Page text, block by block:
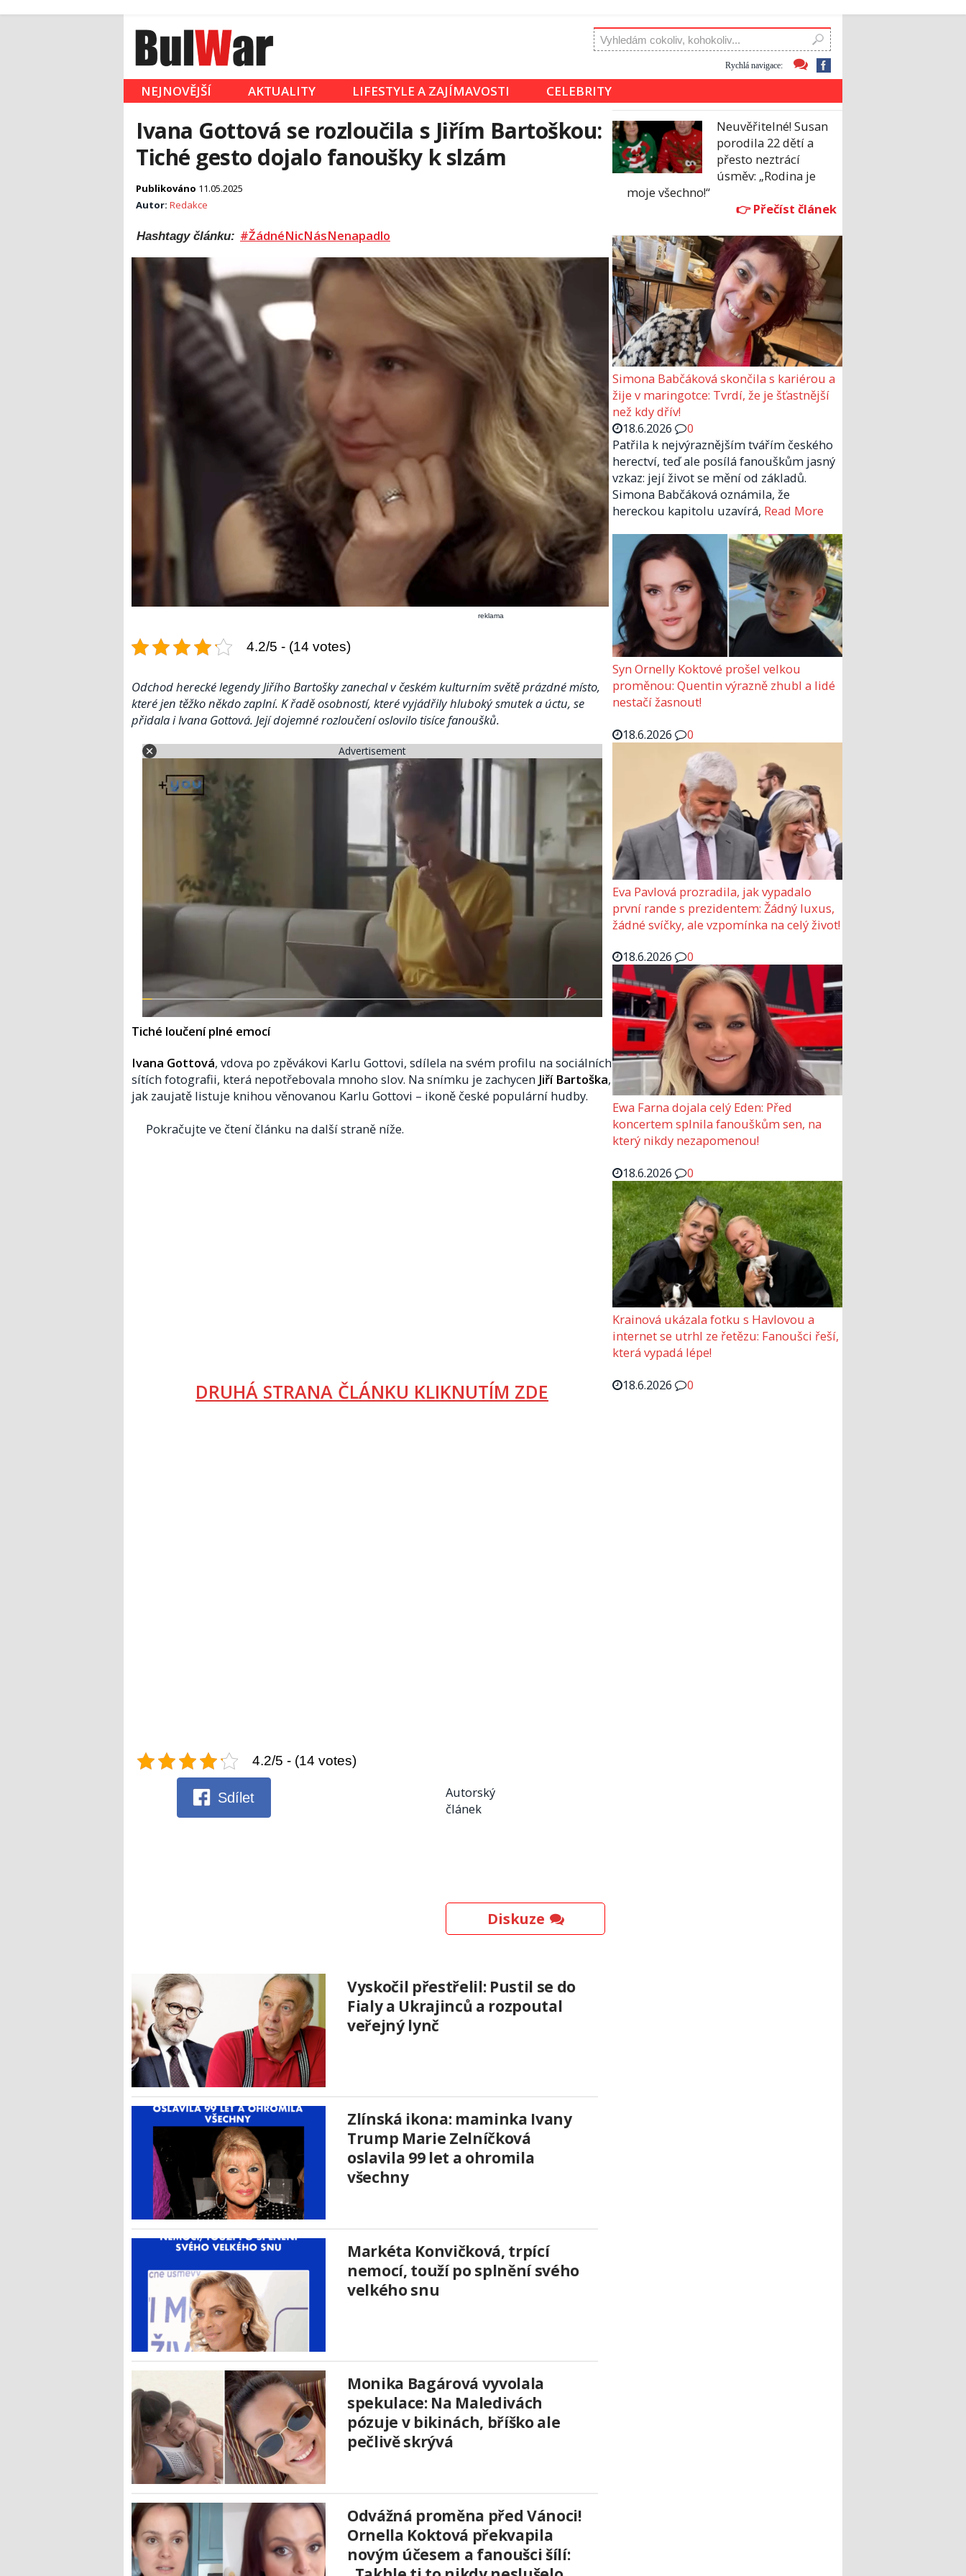
Rychlá navigace:
NEJNOVĚJŠÍ AKTUALITY LIFESTYLE A ZAJÍMAVOSTI CELEBRITY
Ivana Gottová se rozloučila s Jiřím Bartoškou:
Tiché gesto dojalo fanoušky k slzám
Publikováno 11.05.2025
Autor: Redakce
Hashtagy článku: #ŽádnéNicNásNenapadlo
reklama
4.2/5 - (14 votes)
Odchod herecké legendy Jiřího Bartošky zanechal v českém kulturním světě prázdné místo,
které jen těžko někdo zaplní. K řadě osobností, které vyjádřily hluboký smutek a úctu, se
přidala i Ivana Gottová. Její dojemné rozloučení oslovilo tisíce fanoušků.
Advertisement
Tiché loučení plné emocí
Ivana Gottová, vdova po zpěvákovi Karlu Gottovi, sdílela na svém profilu na sociálních
sítích fotografii, která nepotřebovala mnoho slov. Na snímku je zachycen Jiří Bartoška,
jak zaujatě listuje knihou věnovanou Karlu Gottovi – ikoně české populární hudby.
Pokračujte ve čtení článku na další straně níže.
DRUHÁ STRANA ČLÁNKU KLIKNUTÍM ZDE
4.2/5 - (14 votes)
Sdílet
Autorský
článek
Diskuze
Vyskočil přestřelil: Pustil se do
Fialy a Ukrajinců a rozpoutal
veřejný lynč
Zlínská ikona: maminka Ivany
Trump Marie Zelníčková
oslavila 99 let a ohromila
všechny
Markéta Konvičková, trpící
nemocí, touží po splnění svého
velkého snu
Monika Bagárová vyvolala
spekulace: Na Maledivách
pózuje v bikinách, bříško ale
pečlivě skrývá
Odvážná proměna před Vánoci!
Ornella Koktová překvapila
novým účesem a fanoušci šílí:
Neuvěřitelné! Susan
porodila 22 dětí a
přesto neztrácí
úsměv: „Rodina je
moje všechno!“
Simona Babčáková skončila s kariérou a
žije v maringotce: Tvrdí, že je šťastnější
než kdy dřív!
18.6.2026
0
Patřila k nejvýraznějším tvářím českého
herectví, teď ale posílá fanouškům jasný
vzkaz: její život se mění od základů.
Simona Babčáková oznámila, že
hereckou kapitolu uzavírá, Read More
Syn Ornelly Koktové prošel velkou
proměnou: Quentin výrazně zhubl a lidé
nestačí žasnout!
18.6.2026
0
Eva Pavlová prozradila, jak vypadalo
první rande s prezidentem: Žádný luxus,
žádné svíčky, ale vzpomínka na celý život!
18.6.2026
0
Ewa Farna dojala celý Eden: Před
koncertem splnila fanouškům sen, na
který nikdy nezapomenou!
18.6.2026
0
Krainová ukázala fotku s Havlovou a
internet se utrhl ze řetězu: Fanoušci řeší,
která vypadá lépe!
18.6.2026
0